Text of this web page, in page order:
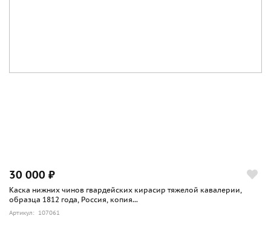
30 000 ₽
Каска нижних чинов гвардейских кирасир тяжелой кавалерии,
образца 1812 года, Россия, копия...
Артикул: 107061